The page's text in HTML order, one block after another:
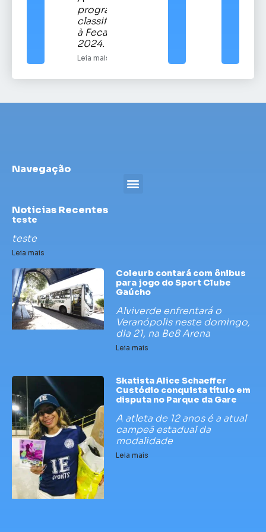
programação
classificatória
à Fecars
2024.
Leia mais
Navegação
Noticias Recentes
teste
teste
Leia mais
Coleurb contará com ônibus
para jogo do Sport Clube
Gaúcho
Alviverde enfrentará o
Veranópolis neste domingo,
dia 21, na Be8 Arena
Leia mais
Skatista Alice Schaeffer
Custódio conquista título em
disputa no Parque da Gare
A atleta de 12 anos é a atual
campeã estadual da
modalidade
Leia mais